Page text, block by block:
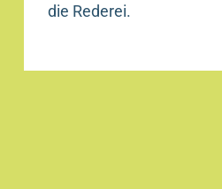
die Rederei.